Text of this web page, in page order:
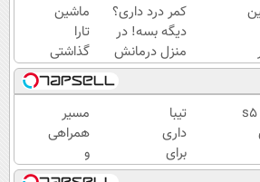
کمر درد داری؟
دیگه بسه! در
منزل درمانش
کن
(◀پرسش‌نامه)
ماشین
تارا
گذاشتی
برای
فروش
؟ اینجا
سریع و
راحت
بفروش
جک s5
تیبا
داری
برای
فروش؟
مسیر
همراهی
و
گزارش